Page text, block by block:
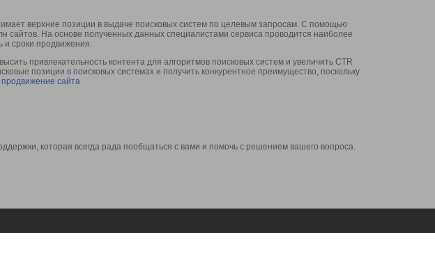
верхние позиции в выдаче поисковых систем по целевым запросам. С помощью
сайтов. На основе полученных данных специалистами сервиса проводится наиболее
и сроки продвижения.
привлекательность контента для алгоритмов поисковых систем и увеличить CTR
позиции в поисковых системах и получить конкурентное преимущество, поскольку
продвижение сайта
которая всегда рада пообщаться с вами и помочь с решением вашего вопроса.